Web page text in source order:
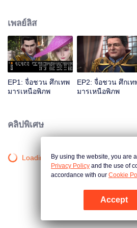
ตระกูลต่าง ๆ ต่อสู้กันไม่หยุดหย่อน ท่ามกลางเลือดและไฟ การปะทะของมีดและ
ดาบ เกิดเป็นมหากาพย์อันยิ่งใหญ่…จื่อชวน แอนิเ
มหัศจรรย์ขึ้น นำเสนอตัวละครต่างบุคลิกกัน พร้อม
เพลย์ลิส
EP1: จื่อชวน ศึกเทพ
มารเหนือพิภพ
EP2: จื่อชวน ศึกเท
มารเหนือพิภพ
คลิปพิเศษ
Loading…By using the website, you are
Privacy Policy and the use of
accordance with our Cookie
Accept